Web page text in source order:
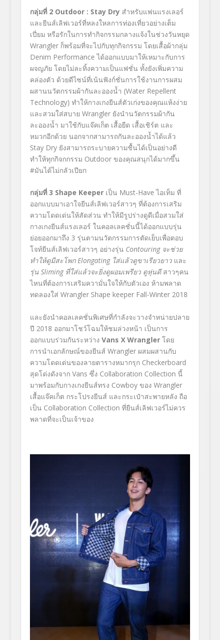
กลุ่มที่ 2Outdoor : Stay Dryสำหรับแฟนแรงเลอร์
และยีนส์เลิฟเวอร์ที่หลงใหลการท่องเที่ยวอย่างเต็ม
เปี่ยม หรือรักในการทำกิจกรรมกลางแจ้งในช่วงวันหยุด
Wrangler ก็พร้อมที่จะไปกับทุกกิจกรรม โดยเสื้อผ้ากลุ่ม
Denim Performance ได้ออกแบบมาให้เหมาะกับการ
ผจญภัย โดยไม่ละทิ้งความเป็นแฟชั่น ทั้งยังเพิ่มความ
คล่องตัว ด้วยดีไซน์ที่เน้นฟังก์ชั่นการใช้งานการผสม
ผสานนวัตกรรมผ้ากันละอองน้ำ (Water Repellent
Technology) ทำให้กางเกงยีนส์ตัวเก่งของคุณแห้งง่าย
และสวมใส่สบาย Wrangler ยังนำนวัตกรรมผ้ากัน
ละอองน้ำ มาใช้กับแจ๊คเก็ต เสื้อยืด เสื้อเชิร์ต และ
หมวกอีกด้วย นอกจากสามารถกันละอองน้ำได้แล้ว
Stay Dry ยังสามารถระบายความชื้นได้เป็นอย่างดี
ทำให้ทุกกิจกกรรม Outdoor ของคุณสนุกได้มากขึ้น
#มันได้ไม่กลัวเปียก
กลุ่มที่ 3 Shape Keeperเป็น Must-Have ไอเท็ม ที่
ออกแบบมาเอาใจยีนส์เลิฟเวอร์สาวๆ ที่ต้องการเสริม
ความโดดเด่นให้สัดส่วน ทำให้มีรูปร่างดูดีเมื่อสวมใส่
กางเกงยีนส์แรงเลอร์ ในคอลเลคชั่นนี้ได้ออกแบบรุ่น
ย่อยออกมาถึง 3 รุ่นตามนวัตกรรมการตัดเย็บเพื่อตอบ
โจท์ยีนส์เลิฟเวอร์สาวๆ อย่างรุ่น Contouring จะช่วย
ทำให้ดูมีสะโพก Elongating ใส่แล้วดูขาเรียวยาวและ
รุ่น Sliming ที่ใส่แล้วจะยิ่งดูผอมเพรียว ดูหุ่นดีสาวๆคน
ไหนที่ต้องการเสริมความั่นใจให้กับตัวเอง ห้ามพลาด
ทดลองใส่ Wrangler Shape keeper Fall-Winter 2018
และยังนำคอลเลคชั่นพิเศษที่กำลังจะวางจำหน่ายปลาย
ปี 2018 ออกมาโชว์โฉมให้ชมล่วงหน้า เป็นการ
ออกแบบร่วมกันระหว่าง Vans X Wranglerโดย
การนำเอกลักษณ์ของยีนส์ Wrangler ผสมผสานกับ
ความโดดเด่นของลายตารางหมากรุก Checkerboard
สุดโด่งดังจาก Vans ซึ่ง Collaboration Collection นี้
มาพร้อมกับกางเกงยีนส์ทรง Cowboy ของ Wrangler
เสื้อแจ๊คเก็ต กระโปรงยีนส์ และกระเป๋าสะพายหลัง ถือ
เป็น Collaboration Collection ที่ยีนส์เลิฟเวอร์ไม่ควร
พลาดที่จะเป็นเจ้าของ